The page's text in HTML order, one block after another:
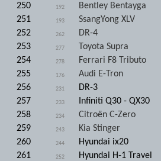
250
192 Bentley Bentayga
251
193 SsangYong XLV
252
262 DR-4
253
277 Toyota Supra
254
278 Ferrari F8 Tributo
255
176 Audi E-Tron
256
231 DR-3
257
233 Infiniti Q30 - QX30
258
234 Citroën C-Zero
259
243 Kia Stinger
260
244 Hyundai ix20
261
252 Hyundai H-1 Travel